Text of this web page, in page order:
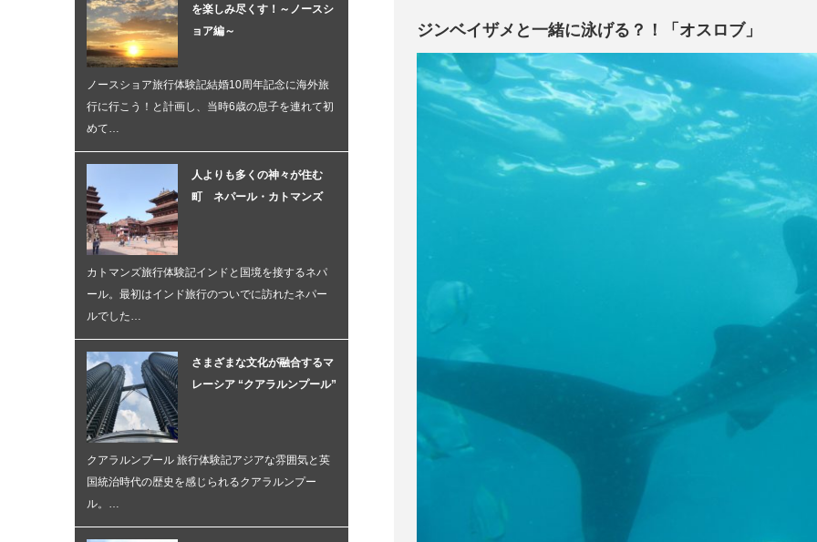
ジンベイザメと一緒に泳げる？！「オスロブ」
を楽しみ尽くす！～ノースシ
ョア編～
ノースショア旅行体験記結婚10周年記念に海外旅
行に行こう！と計画し、当時6歳の息子を連れて初
めて…
人よりも多くの神々が住む
町 ネパール・カトマンズ
カトマンズ旅行体験記インドと国境を接するネパ
ール。最初はインド旅行のついでに訪れたネパー
ルでした…
さまざまな文化が融合するマ
レーシア “クアラルンプール”
クアラルンプール 旅行体験記アジアな雰囲気と英
国統治時代の歴史を感じられるクアラルンプー
ル。…